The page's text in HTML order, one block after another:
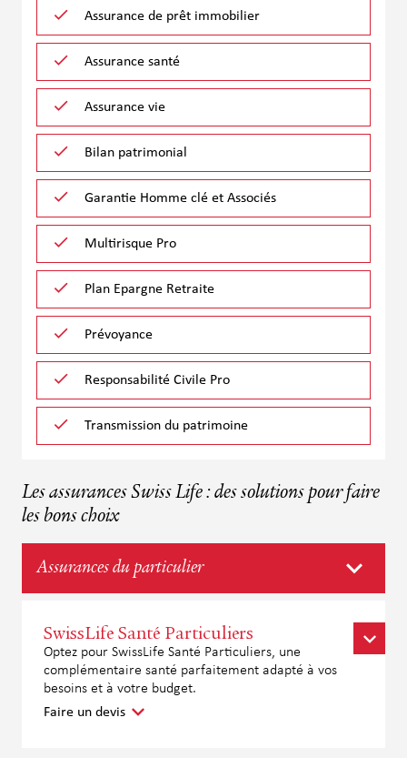
Assurance de prêt immobilier
Assurance santé
Assurance vie
Bilan patrimonial
Garantie Homme clé et Associés
Multirisque Pro
Plan Epargne Retraite
Prévoyance
Responsabilité Civile Pro
Transmission du patrimoine
Les assurances Swiss Life : des solutions pour faire
les bons choix
Assurances du particulier
SwissLife Santé Particuliers
Optez pour SwissLife Santé Particuliers, une
complémentaire santé parfaitement adapté à vos
besoins et à votre budget.
Faire un devis